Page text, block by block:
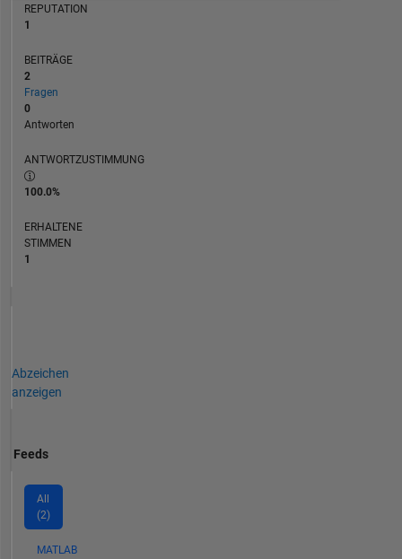
REPUTATION
1
BEITRÄGE
2
Fragen
0
Antworten
ANTWORTZUSTIMMUNG
100.0%
ERHALTENE
STIMMEN
1
Abzeichen
anzeigen
Feeds
All
(2)
MATLAB